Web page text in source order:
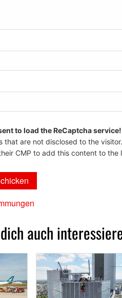
to load the ReCaptcha service!
that are not disclosed to the
CMP to add this content to the
auch